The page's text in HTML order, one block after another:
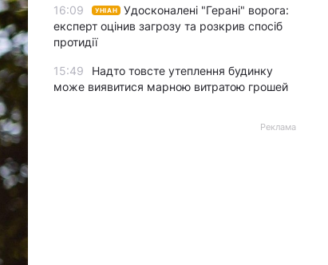
16:09 УНІАН
Удосконалені "Герані" ворога:
експерт оцінив загрозу та розкрив спосіб
протидії
15:49
Надто товсте утеплення будинку
може виявитися марною витратою грошей
Реклама